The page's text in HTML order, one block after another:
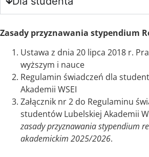
Zasady przyznawania stypendium
Ustawa z dnia 20 lipca 2018 r.
wyższym i nauce
Regulamin świadczeń dla
Akademii WSEI
Załącznik nr 2 do Regulaminu
studentów Lubelskiej Akademii
zasady przyznawania stypendium
akademickim 2025/2026.